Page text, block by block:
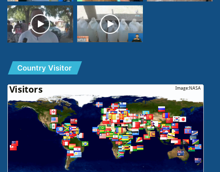
Country Visitor